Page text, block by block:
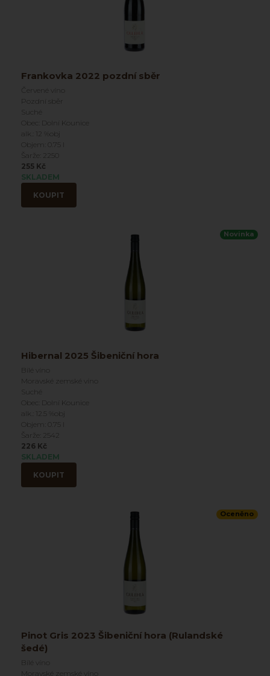
Frankovka 2022 pozdní sběr
Červené víno
Pozdní sběr
Suché
Obec: Dolní Kounice
alk.: 12 %obj
Objem: 0.75 l
Šarže: 2250
255 Kč
SKLADEM
KOUPIT
Novinka
Hibernal 2025 Šibeniční hora
Bílé víno
Moravské zemské víno
Suché
Obec: Dolní Kounice
alk.: 12.5 %obj
Objem: 0.75 l
Šarže: 2542
226 Kč
SKLADEM
KOUPIT
Oceněno
Pinot Gris 2023 Šibeniční hora (Rulandské
šedé)
Bílé víno
Moravské zemské víno